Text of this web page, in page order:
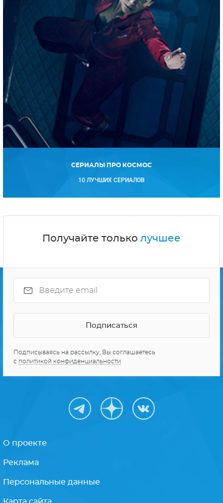
СЕРИАЛЫ ПРО КОСМОС
10 ЛУЧШИХ СЕРИАЛОВ
Получайте только лучшее
Подписываясь на рассылку, Вы соглашаетесь
с политикой конфиденциальности
О проекте
Реклама
Персональные данные